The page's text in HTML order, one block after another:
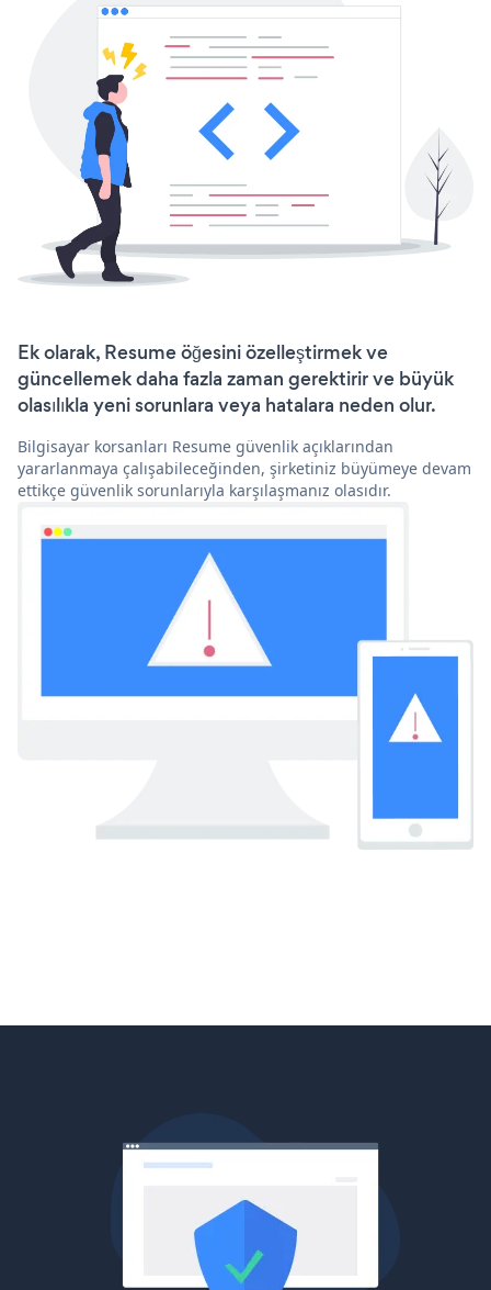
Ek olarak, Resume öğesini özelleştirmek ve
güncellemek daha fazla zaman gerektirir ve büyük
olasılıkla yeni sorunlara veya hatalara neden olur.
Bilgisayar korsanları Resume güvenlik açıklarından
yararlanmaya çalışabileceğinden, şirketiniz büyümeye devam
ettikçe güvenlik sorunlarıyla karşılaşmanız olasıdır.